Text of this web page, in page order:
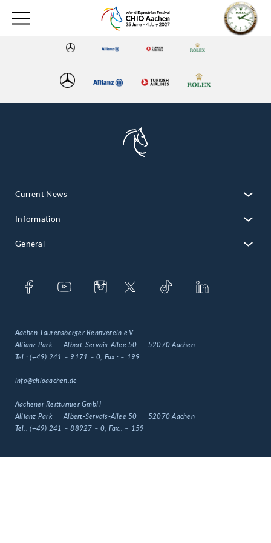
Current News
Information
General
Aachen-Laurensberger Rennverein e.V.
Allianz Park
Albert-Servais-Allee 50
52070 Aachen
Tel.:(+49) 241 – 9171 – 0 , Fax.: – 199
info@chioaachen.de
Aachener Reitturnier GmbH
Allianz Park
Albert-Servais-Allee 50
52070 Aachen
Tel.:(+49) 241 – 88927 – 0 , Fax.: – 159